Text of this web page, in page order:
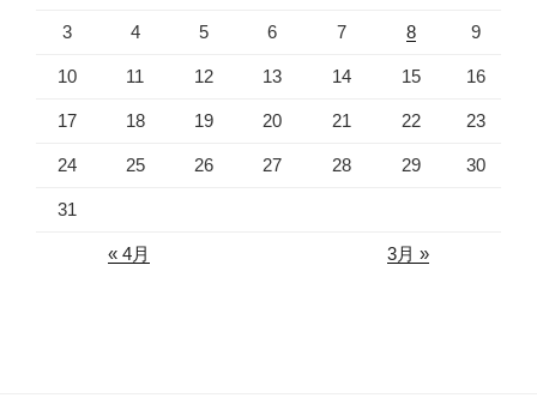
3 4 5 6 7 8 9
10 11 12 13 14 15 16
17 18 19 20 21 22 23
24 25 26 27 28 29 30
31
« 4月 3月 »